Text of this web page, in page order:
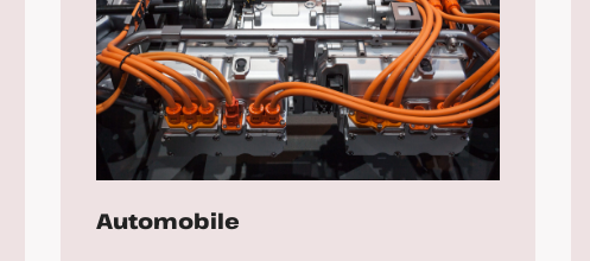
Automobile